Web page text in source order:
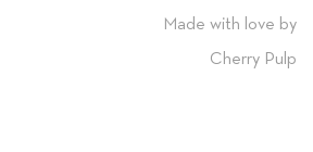
Made with love by
Cherry Pulp